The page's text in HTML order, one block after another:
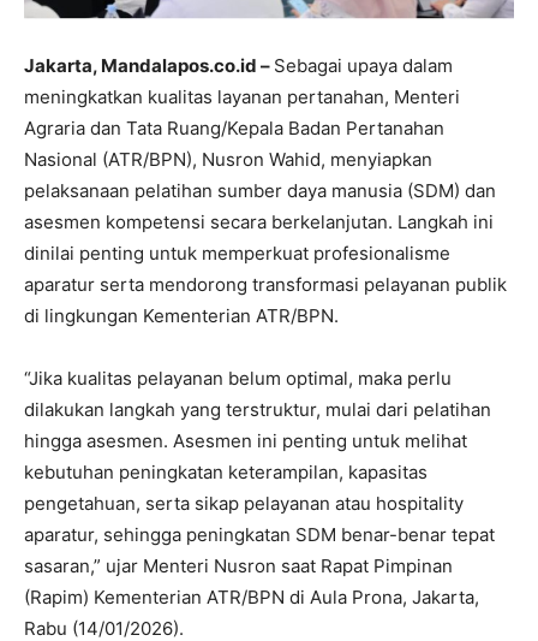
Jakarta, Mandalapos.co.id – Sebagai upaya dalam
meningkatkan kualitas layanan pertanahan, Menteri
Agraria dan Tata Ruang/Kepala Badan Pertanahan
Nasional (ATR/BPN), Nusron Wahid, menyiapkan
pelaksanaan pelatihan sumber daya manusia (SDM) dan
asesmen kompetensi secara berkelanjutan. Langkah ini
dinilai penting untuk memperkuat profesionalisme
aparatur serta mendorong transformasi pelayanan publik
di lingkungan Kementerian ATR/BPN.
“Jika kualitas pelayanan belum optimal, maka perlu
dilakukan langkah yang terstruktur, mulai dari pelatihan
hingga asesmen. Asesmen ini penting untuk melihat
kebutuhan peningkatan keterampilan, kapasitas
pengetahuan, serta sikap pelayanan atau hospitality
aparatur, sehingga peningkatan SDM benar-benar tepat
sasaran,” ujar Menteri Nusron saat Rapat Pimpinan
(Rapim) Kementerian ATR/BPN di Aula Prona, Jakarta,
Rabu (14/01/2026).